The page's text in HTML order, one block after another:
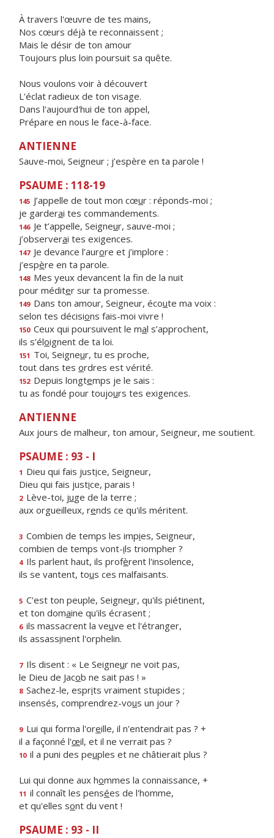
À travers l'œuvre de tes mains,
Nos cœurs déjà te reconnaissent ;
Mais le désir de ton amour
Toujours plus loin poursuit sa quête.
Nous voulons voir à découvert
L'éclat radieux de ton visage.
Dans l'aujourd'hui de ton appel,
Prépare en nous le face-à-face.
ANTIENNE
Sauve-moi, Seigneur ; j’espère en ta parole !
PSAUME : 118-19
145 J’appelle de tout mon cœur : réponds-moi ;
je garderai tes commandements.
146 Je t’appelle, Seigneur, sauve-moi ;
j’observerai tes exigences.
147 Je devance l’aurore et j’implore :
j’espère en ta parole.
148 Mes yeux devancent la fn de la nuit
pour méditer sur ta promesse.
149 Dans ton amour, Seigneur, écoute ma voix :
selon tes décisions fais-moi vivre !
150 Ceux qui poursuivent le mal s’approchent,
ils s’éloignent de ta loi.
151 Toi, Seigneur, tu es proche,
tout dans tes ordres est vérité.
152 Depuis longtemps je le sais :
tu as fondé pour toujours tes exigences.
ANTIENNE
Aux jours de malheur, ton amour, Seigneur, me soutient.
PSAUME : 93 - I
1 Dieu qui fais justice, Seigneur,
Dieu qui fais justice, parais !
2 Lève-toi, juge de la terre ;
aux orgueilleux, rends ce qu'ils méritent.
3 Combien de temps les impies, Seigneur,
combien de temps vont-ils triompher ?
4 Ils parlent haut, ils profèrent l'insolence,
ils se vantent, tous ces malfaisants.
5 C'est ton peuple, Seigneur, qu'ils piétinent,
et ton domaine qu'ils écrasent ;
6 ils massacrent la veuve et l'étranger,
ils assassinent l'orphelin.
7 Ils disent : « Le Seigneur ne voit pas,
le Dieu de Jacob ne sait pas ! »
8 Sachez-le, esprits vraiment stupides ;
insensés, comprendrez-vous un jour ?
9 Lui qui forma l'oreille, il n'entendrait pas ? +
il a façonné l'œil, et il ne verrait pas ?
10 il a puni des peuples et ne châtierait plus ?
Lui qui donne aux hommes la connaissance, +
11 il connaît les pensées de l'homme,
et qu'elles sont du vent !
PSAUME : 93 - II